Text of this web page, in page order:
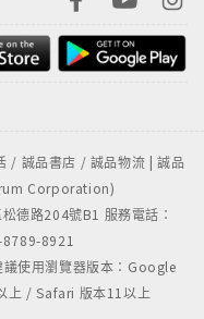
/ 誠品書店 / 誠品物流 | 誠品
Corporation)
德路204號B1 服務電話：
8921
使用瀏覽器版本：Google
上 / Safari 版本11以上